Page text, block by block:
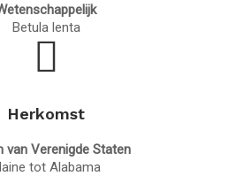
Betula lenta
Herkomst
van Verenigde Staten
tot Alabama